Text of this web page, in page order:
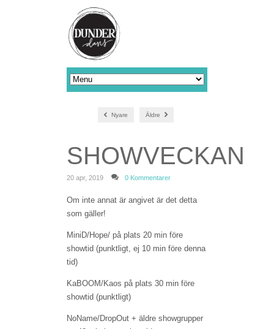
Nyare Äldre
SHOWVECKAN
20 apr, 2019 0 Kommentarer
Om inte annat är angivet är det detta
som gäller!
MiniD/Hope/ på plats 20 min före
showtid (punktligt, ej 10 min före denna
tid)
KaBOOM/Kaos på plats 30 min före
showtid (punktligt)
NoName/DropOut + äldre showgrupper